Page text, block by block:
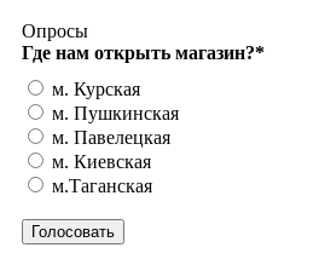
Опросы
Где нам открыть магазин?*
м. Курская
м. Пушкинская
м. Павелецкая
м. Киевская
м.Таганская